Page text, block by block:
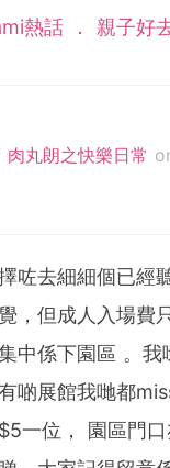
熱話 親子好
肉丸朗之快樂日常
咗去細細個已經
，但成人入場費
中係下園區 。
啲展館我哋都
一位， 園區門